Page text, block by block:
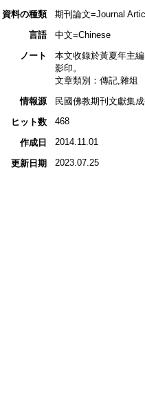
資料の種類
期刊論文=Journal
言語
中文=Chinese
ノート
本文收錄於黃夏年主
影印。
文章類別：傳記,雜俎
情報源
民國佛教期刊文獻集
ヒット数
468
作成日 2014.11.01
更新日期 2023.07.25